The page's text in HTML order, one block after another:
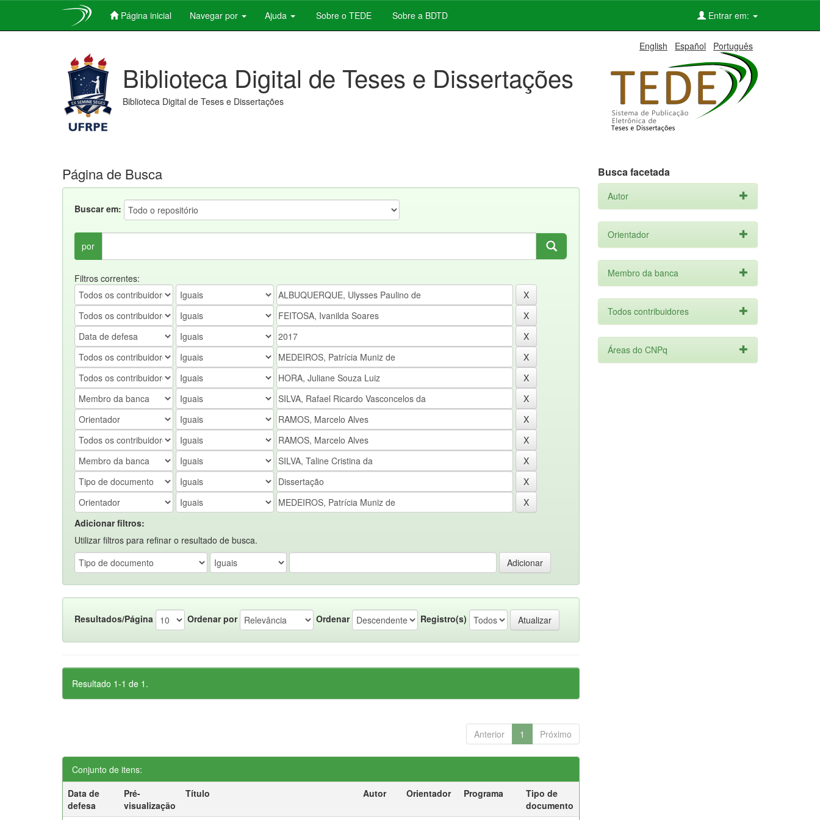
Página inicial Navegar por Ajuda Sobre o TEDE Sobre a BDTD Entrar em:
English Español Português
Biblioteca Digital de Teses e Dissertações
Biblioteca Digital de Teses e Dissertações
Página de Busca
Buscar em:
por
Filtros correntes:
Adicionar filtros:
Utilizar filtros para refinar o resultado de busca.
Resultados/Página Ordenar por Ordenar Registro(s)
Resultado 1-1 de 1.
Anterior 1 Próximo
Conjunto de itens:
Data de
defesa
Pré-
visualização
Título Autor Orientador Programa
Tipo de
documento
Busca facetada
Autor
Orientador
Membro da banca
Todos contribuidores
Áreas do CNPq